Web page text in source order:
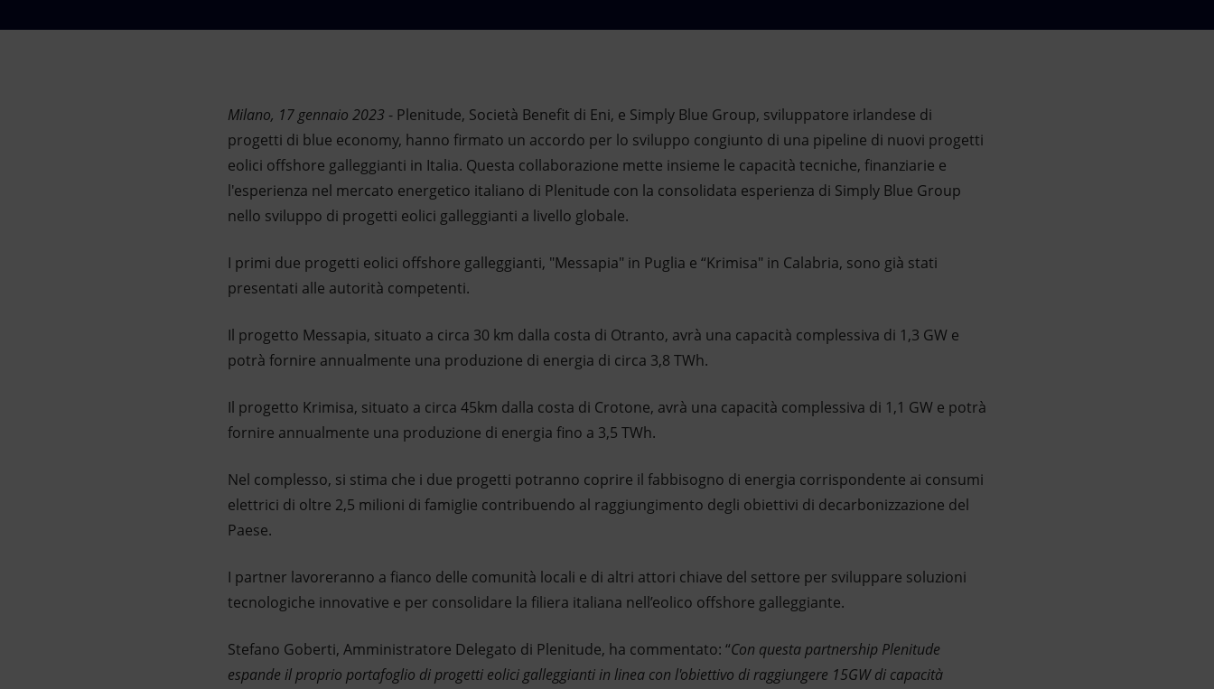
Milano, 17 gennaio 2023 - Plenitude, Società Benefit di Eni, e Simply Blue Group, sviluppatore irlandese di
progetti di blue economy, hanno firmato un accordo per lo sviluppo congiunto di una pipeline di nuovi progetti
eolici offshore galleggianti in Italia. Questa collaborazione mette insieme le capacità tecniche, finanziarie e
l'esperienza nel mercato energetico italiano di Plenitude con la consolidata esperienza di Simply Blue Group
nello sviluppo di progetti eolici galleggianti a livello globale.
I primi due progetti eolici offshore galleggianti, "Messapia" in Puglia e “Krimisa" in Calabria, sono già stati
presentati alle autorità competenti.
Il progetto Messapia, situato a circa 30 km dalla costa di Otranto, avrà una capacità complessiva di 1,3 GW e
potrà fornire annualmente una produzione di energia di circa 3,8 TWh.
Il progetto Krimisa, situato a circa 45km dalla costa di Crotone, avrà una capacità complessiva di 1,1 GW e potrà
fornire annualmente una produzione di energia fino a 3,5 TWh.
Nel complesso, si stima che i due progetti potranno coprire il fabbisogno di energia corrispondente ai consumi
elettrici di oltre 2,5 milioni di famiglie contribuendo al raggiungimento degli obiettivi di decarbonizzazione del
Paese.
I partner lavoreranno a fianco delle comunità locali e di altri attori chiave del settore per sviluppare soluzioni
tecnologiche innovative e per consolidare la filiera italiana nell’eolico offshore galleggiante.
Stefano Goberti, Amministratore Delegato di Plenitude, ha commentato: “Con questa partnership Plenitude
espande il proprio portafoglio di progetti eolici galleggianti in linea con l'obiettivo di raggiungere 15GW di capacità